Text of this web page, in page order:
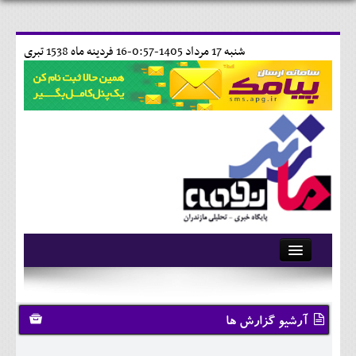
16 فردينه ماه 1538 تبری شنبه 17 مرداد 1405-0:57-
آرشیو
تماس با ما
وبلاگ
آرشیو گزارش ها